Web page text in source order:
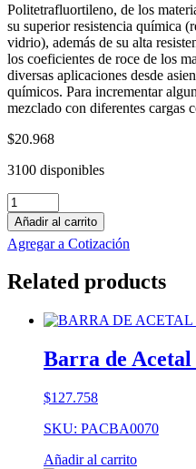
Politetrafluortileno, de los
su superior resistencia química
vidrio), además de su alta
los coeficientes de roce de los
diversas aplicaciones desde
químicos. Para incrementar
mezclado con diferentes cargas
$20.968
3100 disponibles
Barra
de
Teflón
1mt
20mm
cantidad
Añadir al carrito
Agregar a Cotización
Related products
Barra de
$127.758
SKU: PACBA0070
Añadir al carrito